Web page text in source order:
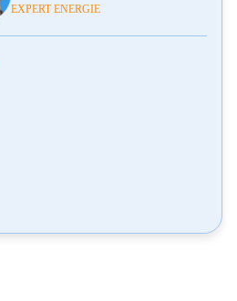
EXPERT ENERGIE